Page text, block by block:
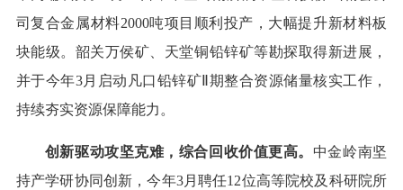
司复合金属材料2000吨项目顺利投产，大幅提升新材料板
块能级。韶关万侯矿、天堂铜铅锌矿等勘探取得新进展，
并于今年3月启动凡口铅锌矿Ⅱ期整合资源储量核实工作，
持续夯实资源保障能力。
创新驱动攻坚克难，综合回收价值更高。 中金岭南坚
持产学研协同创新，今年3月聘任12位高等院校及科研院所